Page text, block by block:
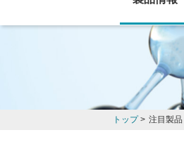
トップ> 注目製品